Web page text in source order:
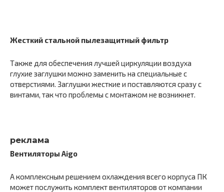
Жесткий стальной пылезащитный фильтр
Также для обеспечения лучшей циркуляции воздуха
глухие заглушки можно заменить на специальные с
отверстиями. Заглушки жесткие и поставляются сразу с
винтами, так что проблемы с монтажом не возникнет.
реклама
Вентиляторы Aigo
А комплексным решением охлаждения всего корпуса ПК
может послужить комплект вентиляторов от компании